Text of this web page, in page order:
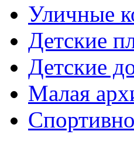
Уличные
Детские
Детские
Малая